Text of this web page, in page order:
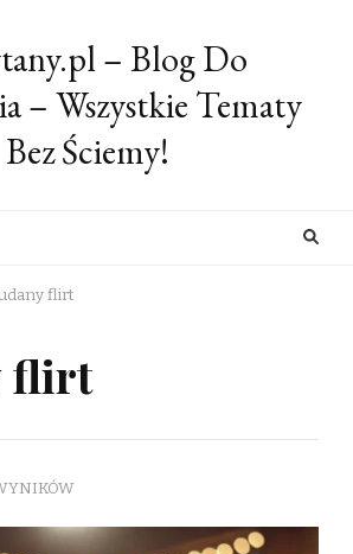
– Blog Do
– Wszystkie Tematy
Bez Ściemy!
flirt
flirt